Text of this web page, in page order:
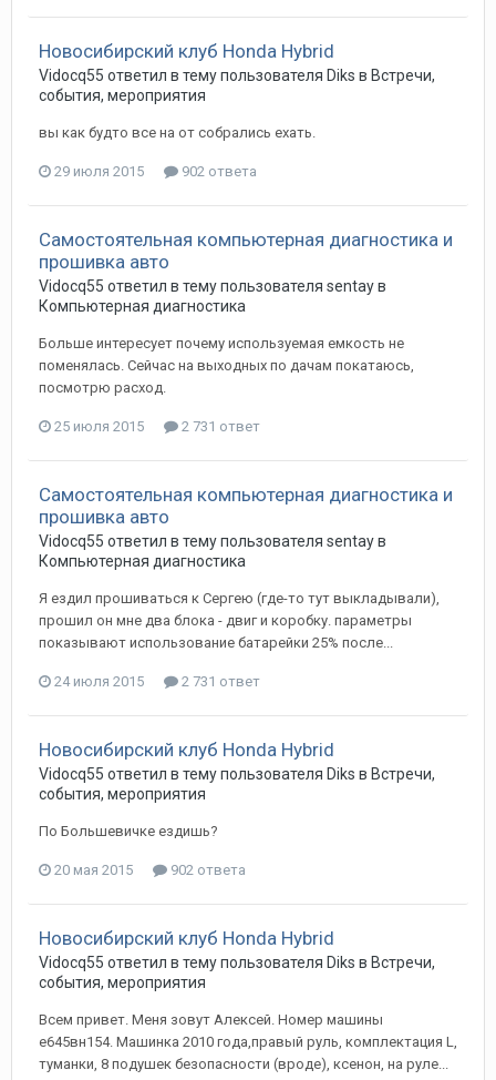
Новосибирский клуб Honda Hybrid
Vidocq55 ответил в тему пользователя Diks в Встречи,
события, мероприятия
вы как будто все на от собрались ехать.
29 июля 2015 902 ответа
Самостоятельная компьютерная диагностика и
прошивка авто
Vidocq55 ответил в тему пользователя sentayв
Компьютерная диагностика
Больше интересует почему используемая емкость не
поменялась. Сейчас на выходных по дачам покатаюсь,
посмотрю расход.
25 июля 2015 2 731 ответ
Самостоятельная компьютерная диагностика и
прошивка авто
Vidocq55 ответил в тему пользователя sentayв
Компьютерная диагностика
Я ездил прошиваться к Сергею (где-то тут выкладывали),
прошил он мне два блока - двиг и коробку. параметры
показывают использование батарейки 25% после...
24 июля 2015 2 731 ответ
Новосибирский клуб Honda Hybrid
Vidocq55 ответил в тему пользователя Diks в Встречи,
события, мероприятия
По Большевичке ездишь?
20 мая 2015 902 ответа
Новосибирский клуб Honda Hybrid
Vidocq55 ответил в тему пользователя Diks в Встречи,
события, мероприятия
Всем привет. Меня зовут Алексей. Номер машины
е645вн154. Машинка 2010 года,правый руль, комплектация L,
туманки, 8 подушек безопасности (вроде), ксенон, на руле...